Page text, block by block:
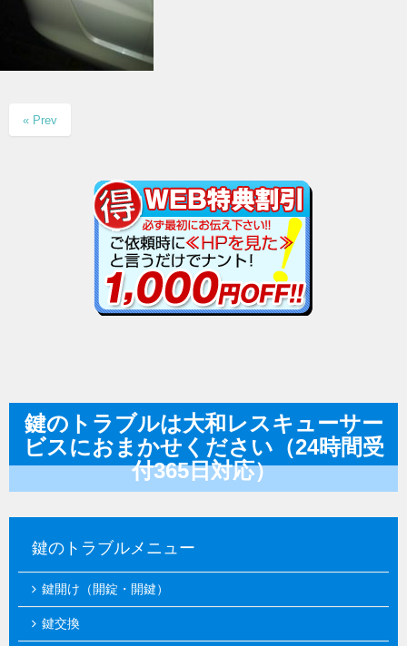
« Prev
鍵のトラブルは大和レスキューサー
ビスにおまかせください（24時間受
付365日対応）
鍵のトラブルメニュー
鍵開け（開錠・開鍵）
鍵交換